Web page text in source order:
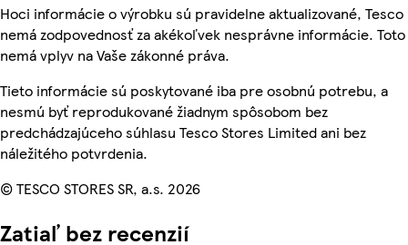
Hoci informácie o výrobku sú pravidelne aktualizované, Tesco
nemá zodpovednosť za akékoľvek nesprávne informácie. Toto
nemá vplyv na Vaše zákonné práva.
Tieto informácie sú poskytované iba pre osobnú potrebu, a
nesmú byť reprodukované žiadnym spôsobom bez
predchádzajúceho súhlasu Tesco Stores Limited ani bez
náležitého potvrdenia.
© TESCO STORES SR, a.s. 2026
Zatiaľ bez recenzií